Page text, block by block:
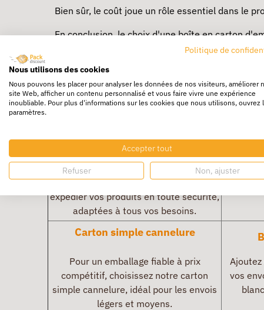
Bien sûr, le coût joue un rôle essentiel dans le
En conclusion, le choix d'une boîte en carton
clients. En tenant compte des critères
entreprise. N'oubliez pas que l'emballage ne
pour votre marque.
Découvrez
Caisse Carton et Boîte
Découvrez notre sélection de caisses en
carton et boîtes pour protéger et
expédier vos produits en toute sécurité,
adaptées à tous vos besoins.
Optez
avec
Carton simple cannelure
Pour un emballage fiable à prix
compétitif, choisissez notre carton
simple cannelure, idéal pour les envois
légers et moyens.
vos
Politique de
Nous utilisons des cookies
Nous pouvons les placer pour analyser les données de nos visiteurs, améliorer
site Web, afficher un contenu personnalisé et vous faire vivre une expérience
inoubliable. Pour plus d'informations sur les cookies que nous utilisons, ouvrez
paramètres.
Accepter tout
Refuser Non, ajuster